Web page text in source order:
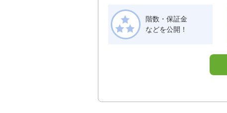
階数・保証金
などを公開！